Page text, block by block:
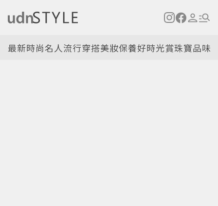
最新時尚名人流行穿搭美妝保養好時光賞珠寶品味